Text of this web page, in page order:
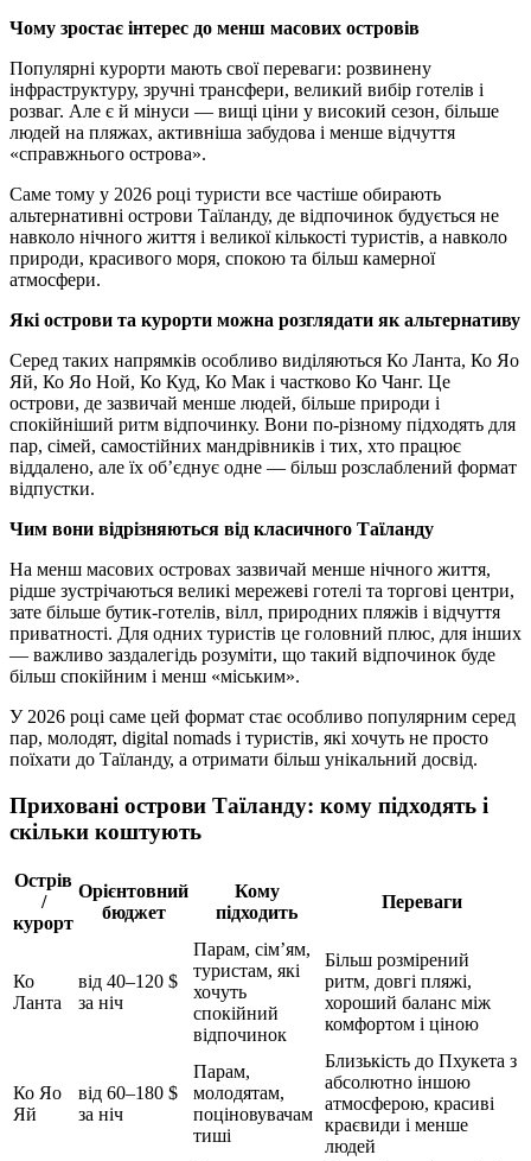
Чому зростає інтерес до менш масових островів
Популярні курорти мають свої переваги: розвинену
інфраструктуру, зручні трансфери, великий вибір готелів і
розваг. Але є й мінуси — вищі ціни у високий сезон, більше
людей на пляжах, активніша забудова і менше відчуття
«справжнього острова».
Саме тому у 2026 році туристи все частіше обирають
альтернативні острови Таїланду, де відпочинок будується не
навколо нічного життя і великої кількості туристів, а навколо
природи, красивого моря, спокою та більш камерної
атмосфери.
Які острови та курорти можна розглядати як альтернативу
Серед таких напрямків особливо виділяються Ко Ланта, Ко Яо
Яй, Ко Яо Ной, Ко Куд, Ко Мак і частково Ко Чанг. Це
острови, де зазвичай менше людей, більше природи і
спокійніший ритм відпочинку. Вони по-різному підходять для
пар, сімей, самостійних мандрівників і тих, хто працює
віддалено, але їх об’єднує одне — більш розслаблений формат
відпустки.
Чим вони відрізняються від класичного Таїланду
На менш масових островах зазвичай менше нічного життя,
рідше зустрічаються великі мережеві готелі та торгові центри,
зате більше бутик-готелів, вілл, природних пляжів і відчуття
приватності. Для одних туристів це головний плюс, для інших
— важливо заздалегідь розуміти, що такий відпочинок буде
більш спокійним і менш «міським».
У 2026 році саме цей формат стає особливо популярним серед
пар, молодят, digital nomads і туристів, які хочуть не просто
поїхати до Таїланду, а отримати більш унікальний досвід.
Приховані острови Таїланду: кому підходять і
скільки коштують
Острів
/
курорт
Орієнтовний
бюджет
Кому
підходить
Переваги
Ко
Ланта
від 40–120 $
за ніч
Парам, сім’ям,
туристам, які
хочуть
спокійний
відпочинок
Більш розмірений
ритм, довгі пляжі,
хороший баланс між
комфортом і ціною
Ко Яо
Яй
від 60–180 $
за ніч
Парам,
молодятам,
поціновувачам
тиші
Близькість до Пхукета з
абсолютно іншою
атмосферою, красиві
краєвиди і менше
людей